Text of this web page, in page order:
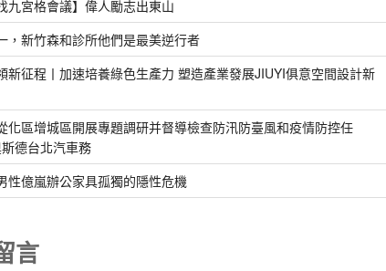
九宮格會議】偉人勵志出東山
，新竹森和診所他們是最美逆行者
新征程丨加速培養綠色生產力 塑造產業發展JIUYI俱意空間設計新
化區增城區開展專題調研并督導檢查防汛防臺風和疫情防控任
德台北汽車務
性億嵐辦公家具孤獨的隱性危機
言